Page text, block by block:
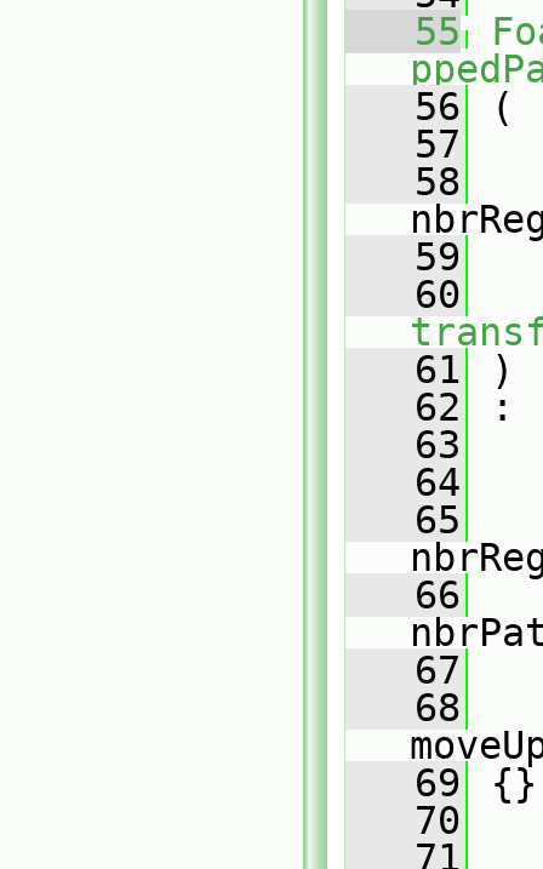
   55
   56
(
   57
   58
   59
   60
   61
)
   62
:
   63
   64
   65
   66
   67
   68
   69
{}
   70
   71